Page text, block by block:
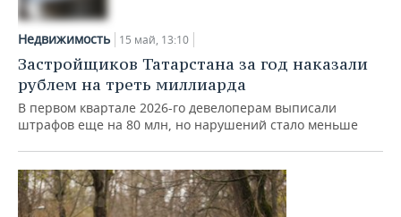
Недвижимость
Застройщиков Татарстана за год наказали
рублем на треть миллиарда